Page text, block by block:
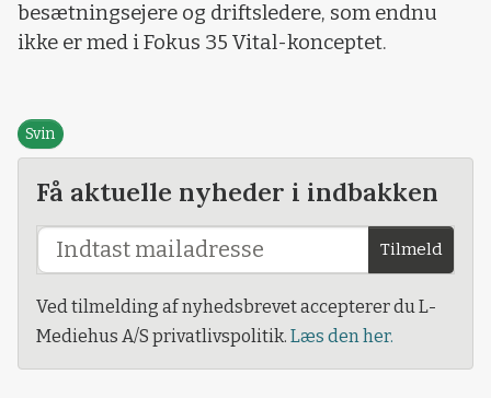
besætningsejere og driftsledere, som endnu
ikke er med i Fokus 35 Vital-konceptet.
Svin
Få aktuelle nyheder i indbakken
Tilmeld
Ved tilmelding af nyhedsbrevet accepterer du L-
Mediehus A/S privatlivspolitik. Læs den her.